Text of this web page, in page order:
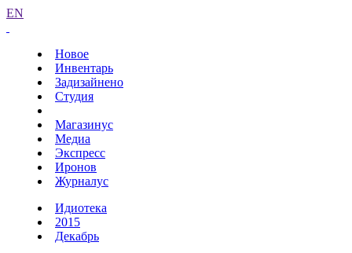
EN
Новое
Инвентарь
Задизайнено
Студия
Магазинус
Медиа
Экспресс
Иронов
Журналус
Идиотека
2015
Декабрь